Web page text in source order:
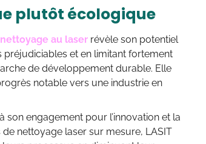
plutôt écologique
nettoyage au laser révèle son potentiel
préjudiciables et en limitant fortement
de développement durable. Elle
notable vers une industrie en
son engagement pour l’innovation et la
nettoyage laser sur mesure, LASIT